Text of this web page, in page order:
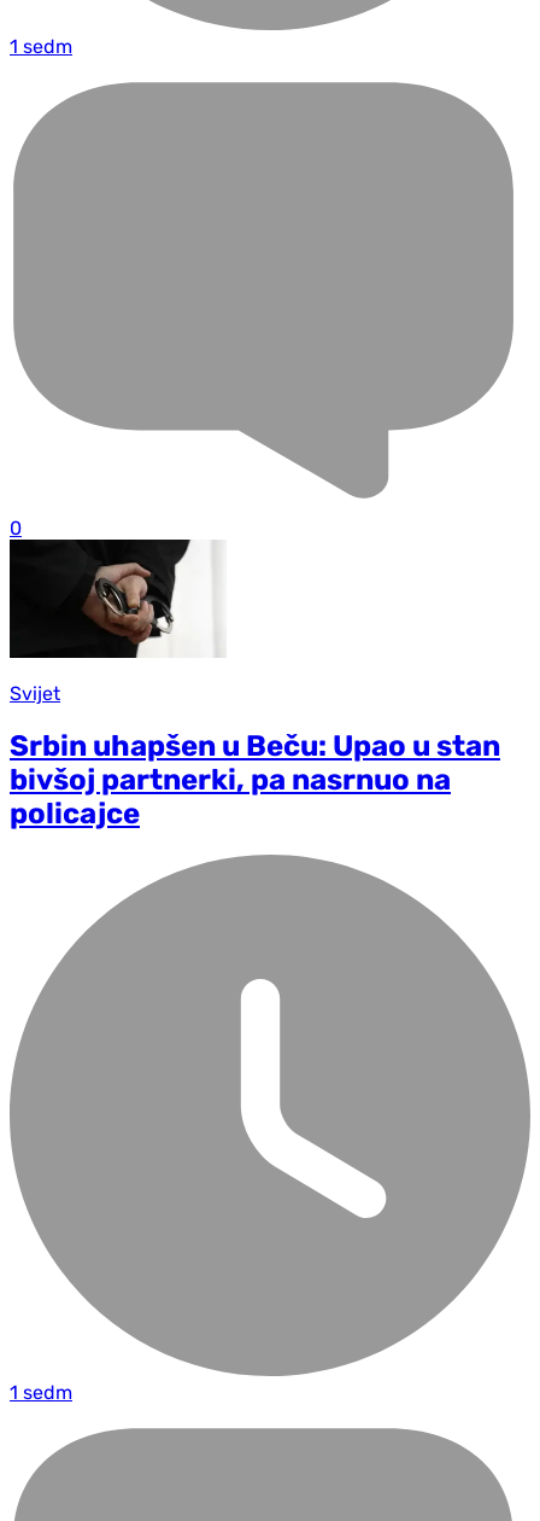
1 sedm
0
Svijet
Srbin uhapšen u Beču: Upao u stan
bivšoj partnerki, pa nasrnuo na
policajce
1 sedm